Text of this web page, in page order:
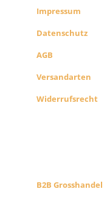
Impressum
Datenschutz
AGB
Versandarten
Widerrufsrecht
B2B Grosshandel